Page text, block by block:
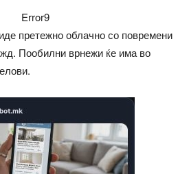
Error9
претежно облачно со повремени
Пообилни врнежи ќе има во